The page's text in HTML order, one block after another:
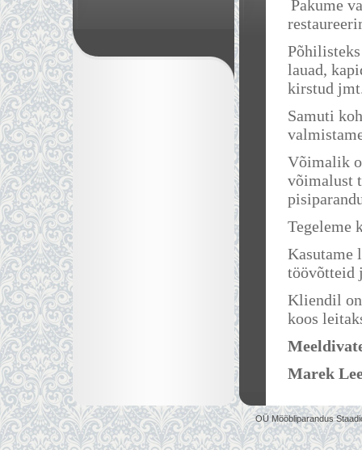
Pakume
lauad,
kirstud
Samuti
Võimalik
võimalust
Tegeleme
Kasutame
töövõtteid
Kliendil
koos
Marek
OÜ Mööbliparandus